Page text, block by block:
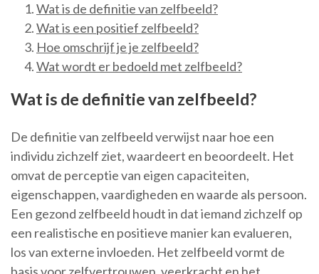
Wat is de definitie van zelfbeeld?
Wat is een positief zelfbeeld?
Hoe omschrijf je je zelfbeeld?
Wat wordt er bedoeld met zelfbeeld?
Wat is de definitie van zelfbeeld?
De definitie van zelfbeeld verwijst naar hoe een
individu zichzelf ziet, waardeert en beoordeelt. Het
omvat de perceptie van eigen capaciteiten,
eigenschappen, vaardigheden en waarde als persoon.
Een gezond zelfbeeld houdt in dat iemand zichzelf op
een realistische en positieve manier kan evalueren,
los van externe invloeden. Het zelfbeeld vormt de